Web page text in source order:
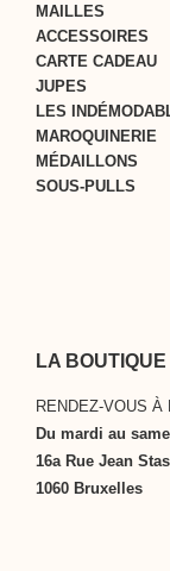
MAILLES
ACCESSOIRES
CARTE CADEAU
JUPES
LES
MAROQUINERIE
MÉDAILLONS
SOUS-PULLS
LA BOUTIQUE
RENDEZ-VOUS À
Du mardi au
16a Rue Jean Stas
1060 Bruxelles